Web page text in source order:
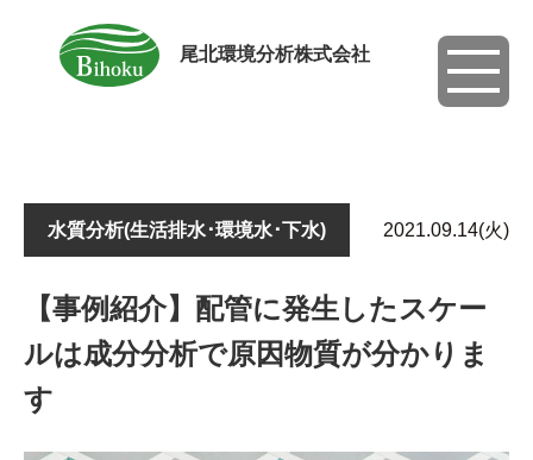
尾北環境分析株式会社
toggle
水質分析(生活排水･環境水･下水) 2021.09.14(火)
【事例紹介】配管に発生したスケー
ルは成分分析で原因物質が分かりま
す